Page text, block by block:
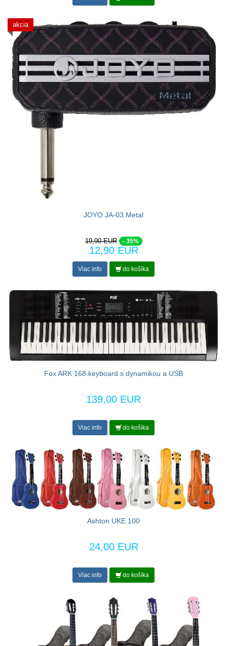
akcia
JOYO JA-03 Metal
19,90 EUR - 35%
12,90 EUR
Viac info do košíka
Fox ARK 168 keyboard s dynamikou a USB
139,00 EUR
Viac info do košíka
Ashton UKE 100
24,00 EUR
Viac info do košíka